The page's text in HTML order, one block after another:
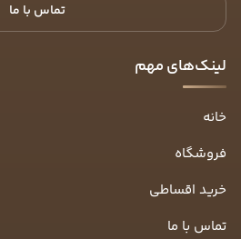
تماس با ما
لینک‌های مهم
خانه
فروشگاه
خرید اقساطی
تماس با ما